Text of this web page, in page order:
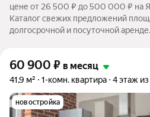
цене от 26 500 ₽ до 500 000 ₽ на
Каталог свежих предложений
долгосрочной и посуточной аренде.
60 900 ₽ в месяц
41,9 м² 1-комн. квартира 4 этаж из
новостройка